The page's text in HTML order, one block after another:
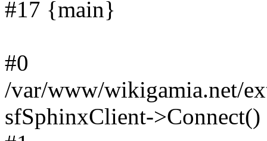
#17 {main}
#0
/var/www/wikigamia.net/
sfSphinxClient->Connect()